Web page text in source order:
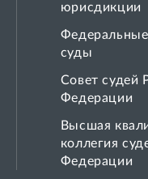
юрисдикции
суды
Совет cудей
Федерации
Высшая
коллегия
Федерации